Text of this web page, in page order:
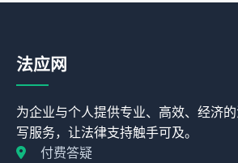
法应网
为企业与个人提供专业、高效、经济
写服务，让法律支持触手可及。
付费答疑